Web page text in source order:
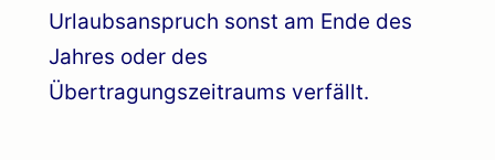
Urlaubsanspruch sonst am Ende des
Jahres oder des
Übertragungszeitraums verfällt.